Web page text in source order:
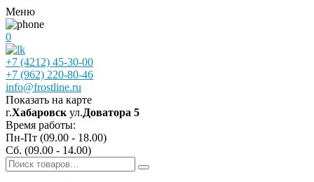
Меню
0
+7 (4212) 45-30-00
+7 (962) 220-80-46
info@frostline.ru
Показать на карте
г.Хабаровск ул.Доватора 5
Время работы:
Пн-Пт (09.00 - 18.00)
Сб. (09.00 - 14.00)